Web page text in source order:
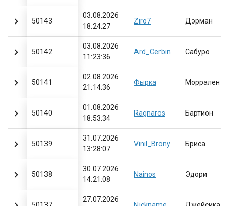
50143
03.08.2026
18:24:27
Ziro7 Дэрман
50142
03.08.2026
11:23:36
Ard_Cerbin Сабуро
50141
02.08.2026
21:14:36
Фырка Моррален
50140
01.08.2026
18:53:34
Ragnaros Бартион
50139
31.07.2026
13:28:07
Vinil_Brony Бриса
50138
30.07.2026
14:21:08
Nainos Эдори
27.07.2026